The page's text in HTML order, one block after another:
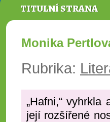
TITULNÍ STRANA
Monika
Rubrika:
„Hafni,“
její rozšířené